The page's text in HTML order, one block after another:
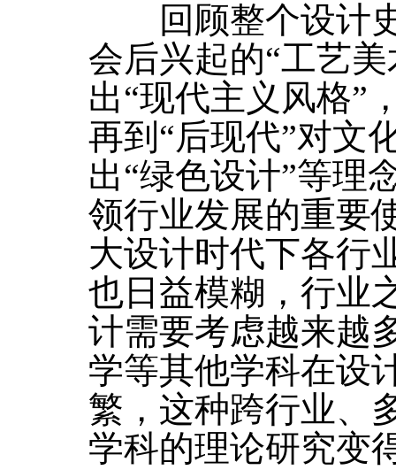
回顾整个设计史
会后兴起的“工艺
出“现代主义风格”
再到“后现代”对文
出“绿色设计”等理
领行业发展的重要
大设计时代下各行
也日益模糊，行业
计需要考虑越来越
学等其他学科在设
繁，这种跨行业、
学科的理论研究变